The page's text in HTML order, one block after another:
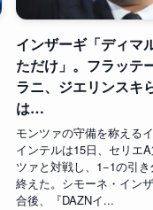
インザーギ「ディマ
ただけ」。フラッテ
ラニ、ジエリンスキ
は…
モンツァの守備を称える
インテルは15日、セリエ
ツァと対戦し、1−1の引
終えた。シモーネ・イン
合後、『DAZNイ...